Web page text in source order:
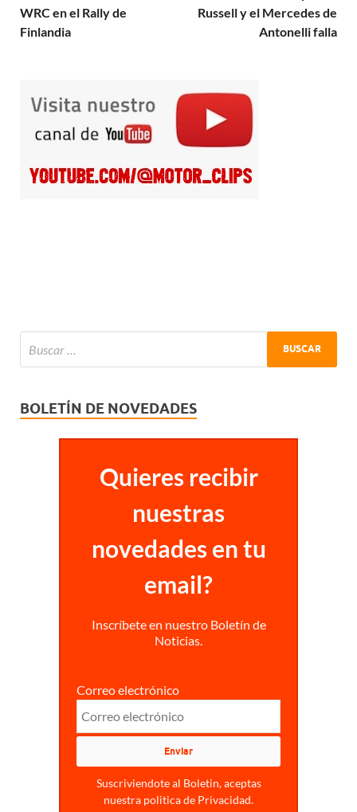
WRC en el Rally de
Finlandia
Russell y el Mercedes de
Antonelli falla
BOLETÍN DE NOVEDADES
Quieres recibir
nuestras
novedades en tu
email?
Inscríbete en nuestro Boletín de
Noticias.
Correo electrónico
Suscriviendote al Boletin, aceptas
nuestra politica de Privacidad.